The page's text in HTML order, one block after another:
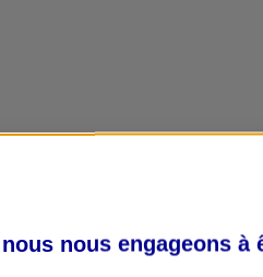
nous nous engageons